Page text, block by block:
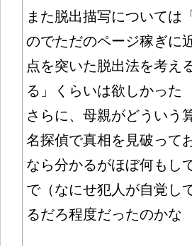
また脱出描写については
のでただのページ稼ぎに
点を突いた脱出法を考え
る」くらいは欲しかった
さらに、母親がどういう
名探偵で真相を見破って
なら分かるがほぼ何もし
で（なにせ犯人が自覚し
るだろ程度だったのかな